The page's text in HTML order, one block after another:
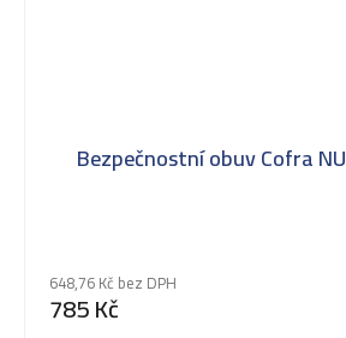
Bezpečnostní obuv Cofra
648,76 Kč bez DPH
785 Kč